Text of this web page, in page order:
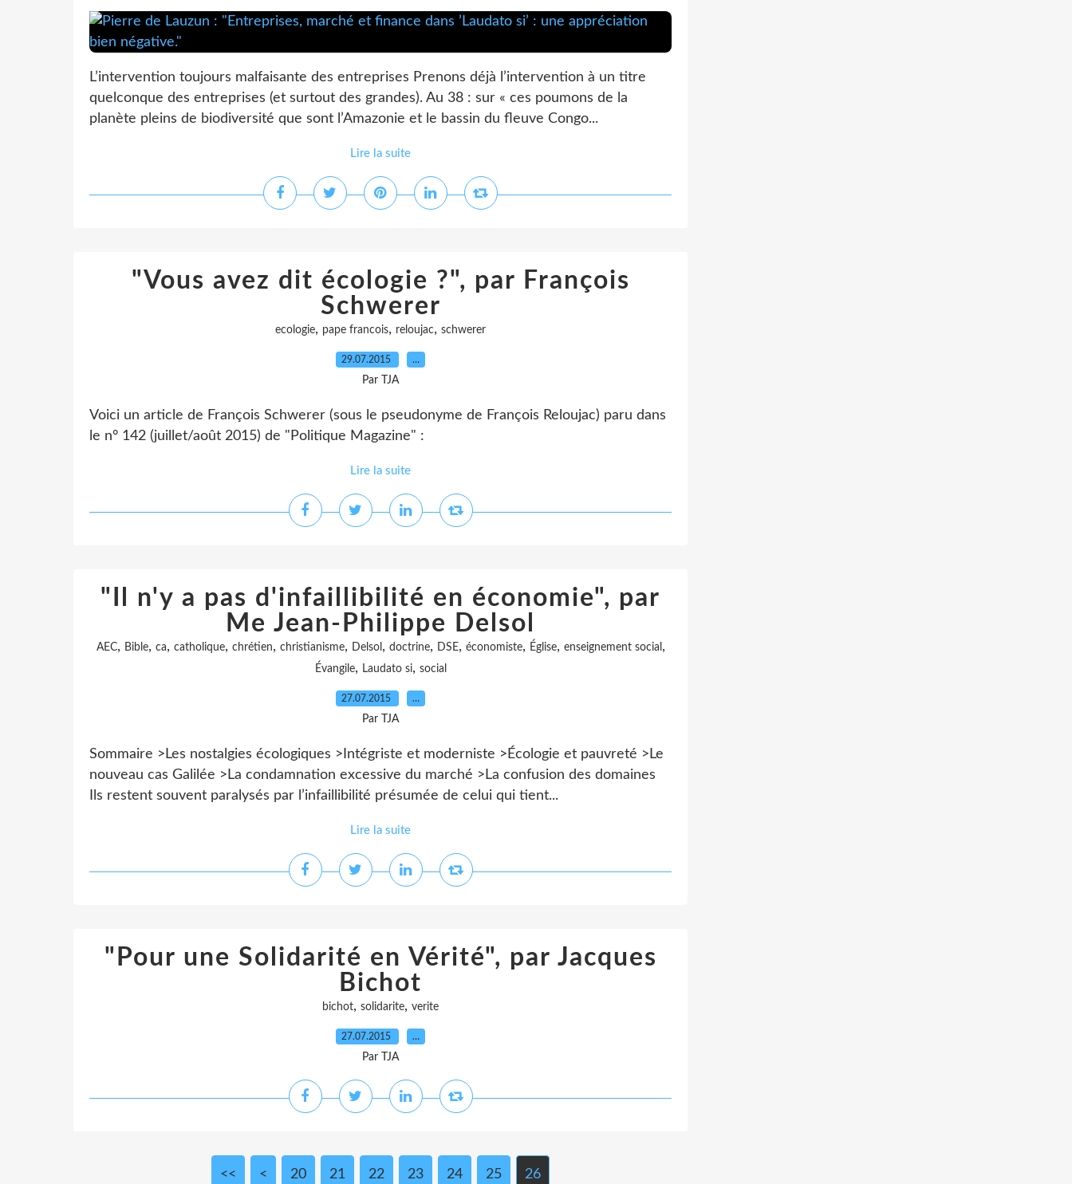
L’intervention toujours malfaisante des entreprises Prenons déjà l’intervention à un titre
quelconque des entreprises (et surtout des grandes). Au 38 : sur « ces poumons de la
planète pleins de biodiversité que sont l’Amazonie et le bassin du fleuve Congo...
Lire la suite
"Vous avez dit écologie ?", par François
Schwerer
ecologie, pape francois, reloujac, schwerer
29.07.2015 …
Par TJA
Voici un article de François Schwerer (sous le pseudonyme de François Reloujac) paru dans
le n° 142 (juillet/août 2015) de "Politique Magazine" :
Lire la suite
"Il n'y a pas d'infaillibilité en économie", par
Me Jean-Philippe Delsol
AEC, Bible, ca, catholique, chrétien, christianisme, Delsol, doctrine, DSE, économiste, Église, enseignement social ,
Évangile, Laudato si, social
27.07.2015 …
Par TJA
Sommaire >Les nostalgies écologiques >Intégriste et moderniste >Écologie et pauvreté >Le
nouveau cas Galilée >La condamnation excessive du marché >La confusion des domaines
Ils restent souvent paralysés par l’infaillibilité présumée de celui qui tient...
Lire la suite
"Pour une Solidarité en Vérité", par Jacques
Bichot
bichot, solidarite, verite
27.07.2015 …
Par TJA
<< < 10
20 21 22 23 24 25 26